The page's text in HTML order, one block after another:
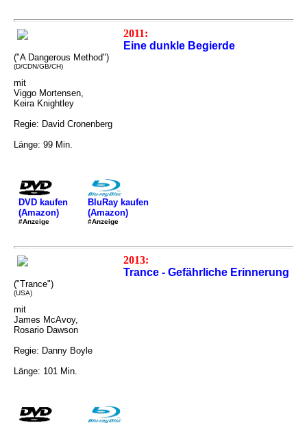
2011:
Eine dunkle Begierde
("A Dangerous Method")
(D/CDN/GB/CH)
mit
Viggo Mortensen,
Keira Knightley
Regie: David Cronenberg
Länge: 99 Min.
DVD kaufen
(Amazon)
#Anzeige
BluRay kaufen
(Amazon)
#Anzeige
2013:
Trance - Gefährliche Erinnerung
("Trance")
(USA)
mit
James McAvoy,
Rosario Dawson
Regie: Danny Boyle
Länge: 101 Min.